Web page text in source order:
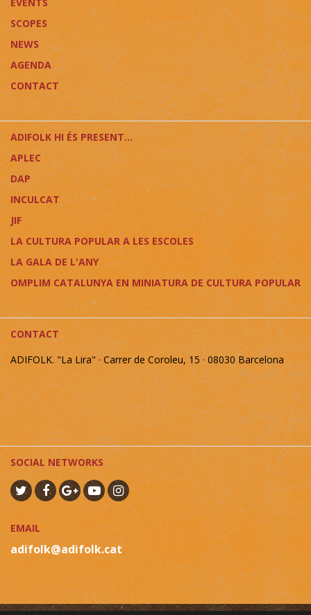
SCOPES
NEWS
AGENDA
CONTACT
ADIFOLK HI ÉS PRESENT...
APLEC
DAP
INCULCAT
JIF
LA CULTURA POPULAR A LES ESCOLES
LA GALA DE L'ANY
OMPLIM CATALUNYA EN MINIATURA DE CULTURA POPULAR
CONTACT
ADIFOLK. "La Lira" · Carrer de Coroleu, 15 · 08030 Barcelona
SOCIAL NETWORKS
EMAIL
adifolk@adifolk.cat